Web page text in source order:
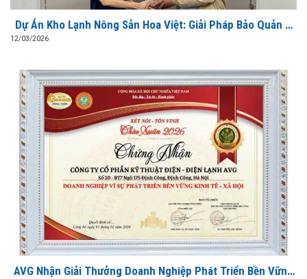
Dự Án Kho Lạnh Nông Sản Hoa Việt: Giải Pháp Bảo Quản &
12/03/2026
AVG Nhận Giải Thưởng Doanh Nghiệp Phát Triển Bền Vững